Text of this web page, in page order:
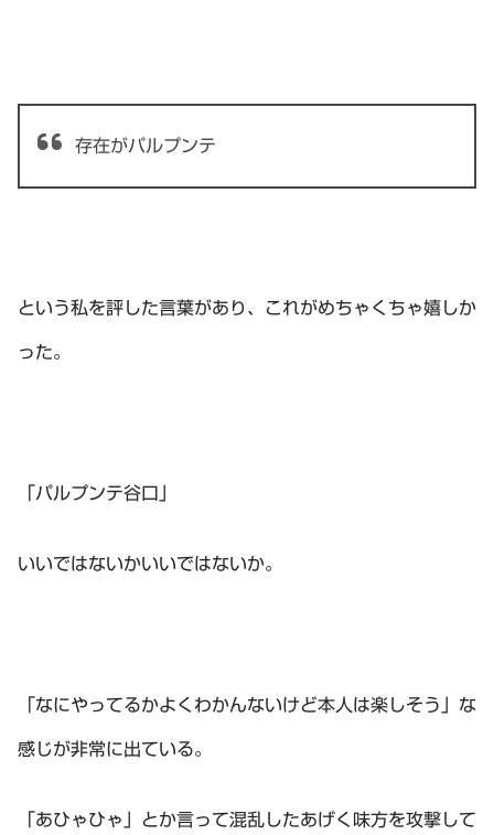
存在がパルプンテ
という私を評した言葉があり、これがめちゃくちゃ嬉しか
った。
「パルプンテ谷口」
いいではないかいいではないか。
「なにやってるかよくわかんないけど本人は楽しそう」な
感じが非常に出ている。
「あひゃひゃ」とか言って混乱したあげく味方を攻撃して